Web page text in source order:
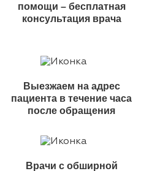
помощи – бесплатная
консультация врача
Выезжаем на адрес
пациента в течение часа
после обращения
Врачи с обширной